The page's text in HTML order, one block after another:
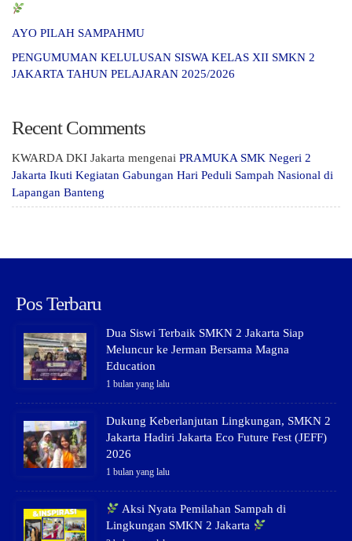
AYO PILAH SAMPAHMU
PENGUMUMAN KELULUSAN SISWA KELAS XII SMKN 2
JAKARTA TAHUN PELAJARAN 2025/2026
Recent Comments
KWARDA DKI Jakarta mengenai PRAMUKA SMK Negeri 2
Jakarta Ikuti Kegiatan Gabungan Hari Peduli Sampah Nasional di
Lapangan Banteng
Pos Terbaru
Dua Siswi Terbaik SMKN 2 Jakarta Siap
Meluncur ke Jerman Bersama Magna
Education
1 bulan yang lalu
Dukung Keberlanjutan Lingkungan, SMKN 2
Jakarta Hadiri Jakarta Eco Future Fest (JEFF)
2026
1 bulan yang lalu
Aksi Nyata Pemilahan Sampah di
Lingkungan SMKN 2 Jakarta